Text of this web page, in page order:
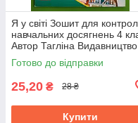
Я у світі Зошит для
навчальних досягнень 4
Автор Тагліна Видавництво
Ранок
Готово до відправки
25,20 ₴ 28 ₴
Купити